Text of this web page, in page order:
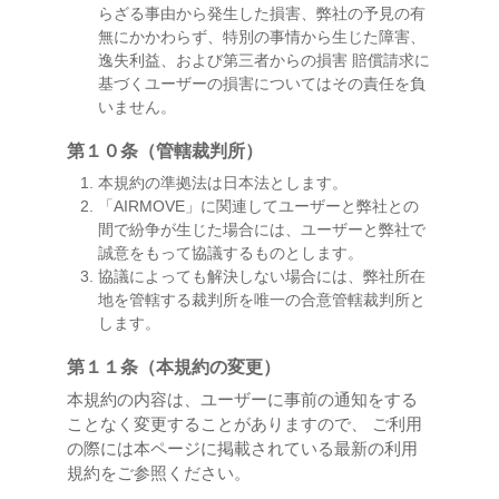
らざる事由から発生した損害、弊社の予見の有
無にかかわらず、特別の事情から生じた障害、
逸失利益、および第三者からの損害 賠償請求に
基づくユーザーの損害についてはその責任を負
いません。
第１０条（管轄裁判所）
本規約の準拠法は日本法とします。
「AIRMOVE」に関連してユーザーと弊社との
間で紛争が生じた場合には、ユーザーと弊社で
誠意をもって協議するものとします。
協議によっても解決しない場合には、弊社所在
地を管轄する裁判所を唯一の合意管轄裁判所と
します。
第１１条（本規約の変更）
本規約の内容は、ユーザーに事前の通知をする
ことなく変更することがありますので、 ご利用
の際には本ページに掲載されている最新の利用
規約をご参照ください。